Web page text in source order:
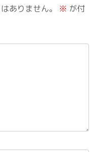
ありません。 ※ が付